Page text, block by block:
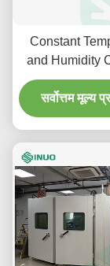
Constant
and Humidity
20m³
Climate
सर्वोत्तम मूल्य